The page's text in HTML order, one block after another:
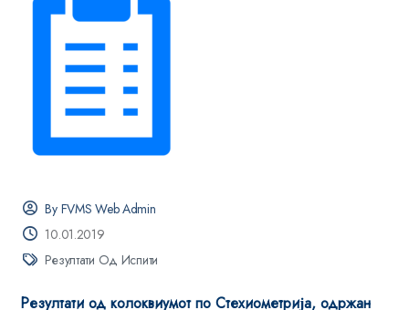
By FVMS Web Admin
10.01.2019
Резултати Од Испити
Резултати од колоквиумот по Стехиометрија, одржан